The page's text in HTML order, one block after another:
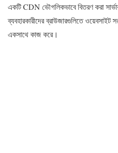
একটি CDN ভৌগলিকভাবে বিতরণ করা
ব্যবহারকারীদের ব্রাউজারগুলিতে ওয়েবসাইট
একসাথে কাজ করে।